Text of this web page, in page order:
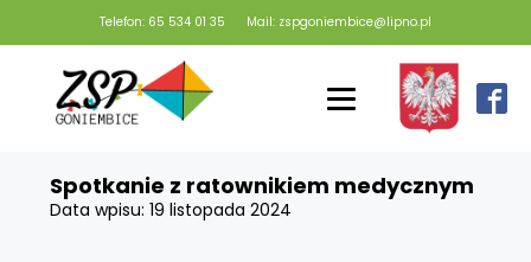
Telefon: 65 534 01 35 Mail: zspgoniembice@lipno.pl
Spotkanie z ratownikiem medycznym
Data wpisu:19 listopada 2024